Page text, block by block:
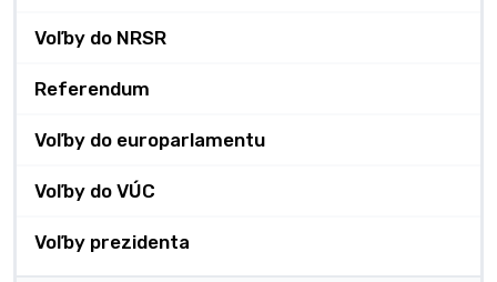
Voľby do NRSR
Referendum
Voľby do europarlamentu
Voľby do VÚC
Voľby prezidenta